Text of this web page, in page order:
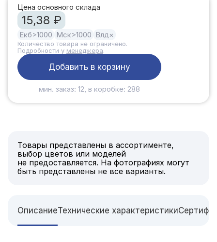
Цена основного склада
15,38 ₽
Екб>1000 Мск>1000 Влд ×
Количество товара не ограничено.
Подробности у менеджера.
Добавить в корзину
мин. заказ: 12, в коробке: 288
Товары представлены в ассортименте,
выбор цветов или моделей
не предоставляется. На фотографиях могут
быть представлены не все варианты.
ОписаниеТехнические характеристики